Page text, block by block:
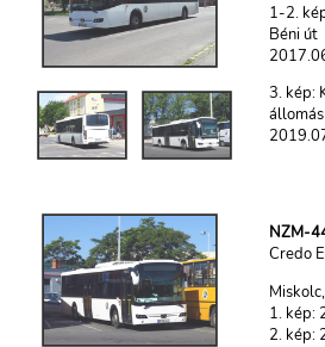
1-2.
Béni út
3. kép:
állomás
NZM-
Credo
1. kép:
2. kép: